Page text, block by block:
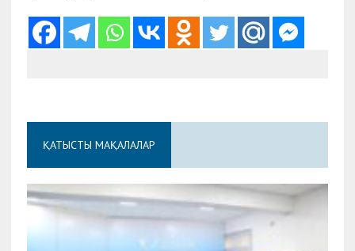
ҚАТЫСТЫ МАҚАЛАЛАР